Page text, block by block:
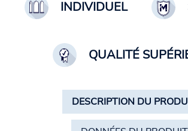
INDIVIDUEL
QUALITÉ
DESCRIPTION DU